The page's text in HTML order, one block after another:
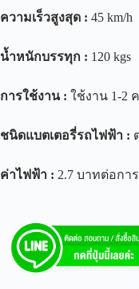
ความเร็วสูงสุด : 45 km/h
น้ำหนักบรรทุก : 120 kgs
การใช้งาน: ใช้งาน 1-2
ชนิดแบตเตอรี่รถไฟฟ้า :
ค่าไฟฟ้า : 2.7 บาทต่อกา